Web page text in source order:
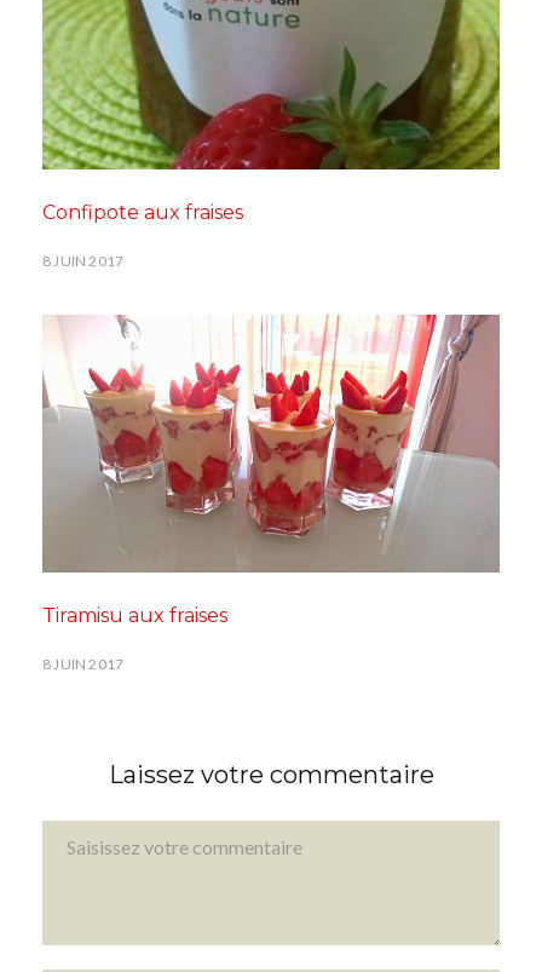
Confipote aux fraises
8 JUIN 2017
Tiramisu aux fraises
8 JUIN 2017
Laissez votre commentaire